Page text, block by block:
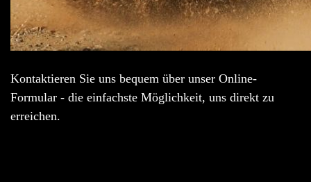
Kontaktieren Sie uns bequem über unser Online-
Formular - die einfachste Möglichkeit, uns direkt zu
erreichen.